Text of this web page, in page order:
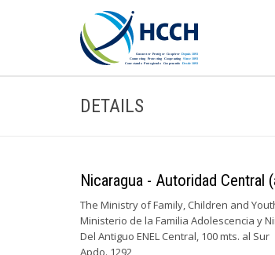
DETAILS
Nicaragua - Autoridad Central
The Ministry of Family, Children and
Ministerio de la Familia Adolescencia y
Del Antiguo ENEL Central, 100 mts. al Sur
Apdo. 1292